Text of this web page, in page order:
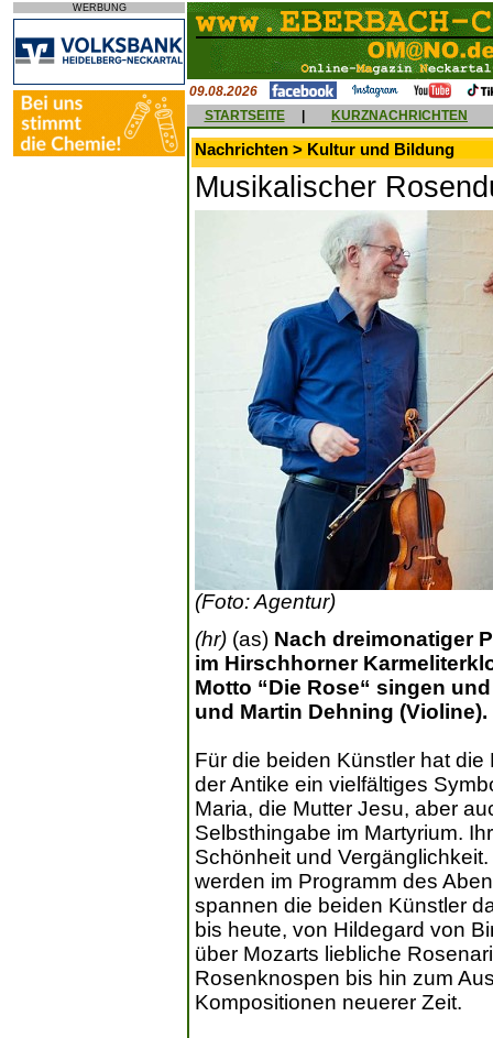
WERBUNG
09.08.2026
STARTSEITE
KURZNACHRICHTEN
Nachrichten > Kultur und Bildung
Musikalischer
(Foto: Agentur)
(hr) (as) Nach dreimonatiger
im Hirschhorner
Motto “Die Rose“ singen
und Martin Dehning (Violine).
Für die beiden Künstler hat
der Antike ein vielfältiges
Maria, die Mutter Jesu, aber
Selbsthingabe im Martyrium.
Schönheit und
werden im Programm des
spannen die beiden Künstler
bis heute, von Hildegard von
über Mozarts liebliche
Rosenknospen bis hin zum
Kompositionen neuerer Zeit.